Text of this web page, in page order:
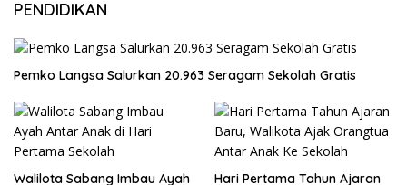
PENDIDIKAN
Pemko Langsa Salurkan 20.963 Seragam Sekolah Gratis
Walilota Sabang Imbau Ayah
Hari Pertama Tahun Ajaran